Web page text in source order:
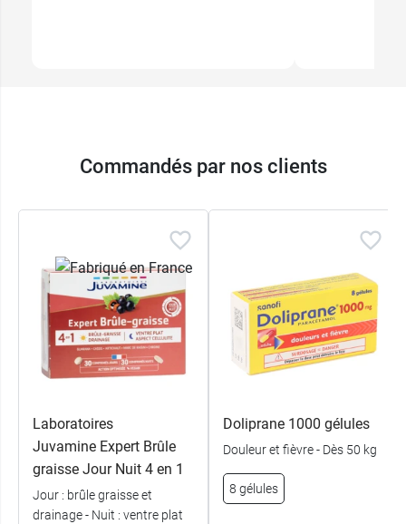
Commandés par nos clients
Laboratoires
Juvamine Expert Brûle
graisse Jour Nuit 4 en 1
Jour : brûle graisse et
drainage - Nuit : ventre plat
Doliprane 1000 gélules
Douleur et fièvre - Dès 50 kg
8 gélules